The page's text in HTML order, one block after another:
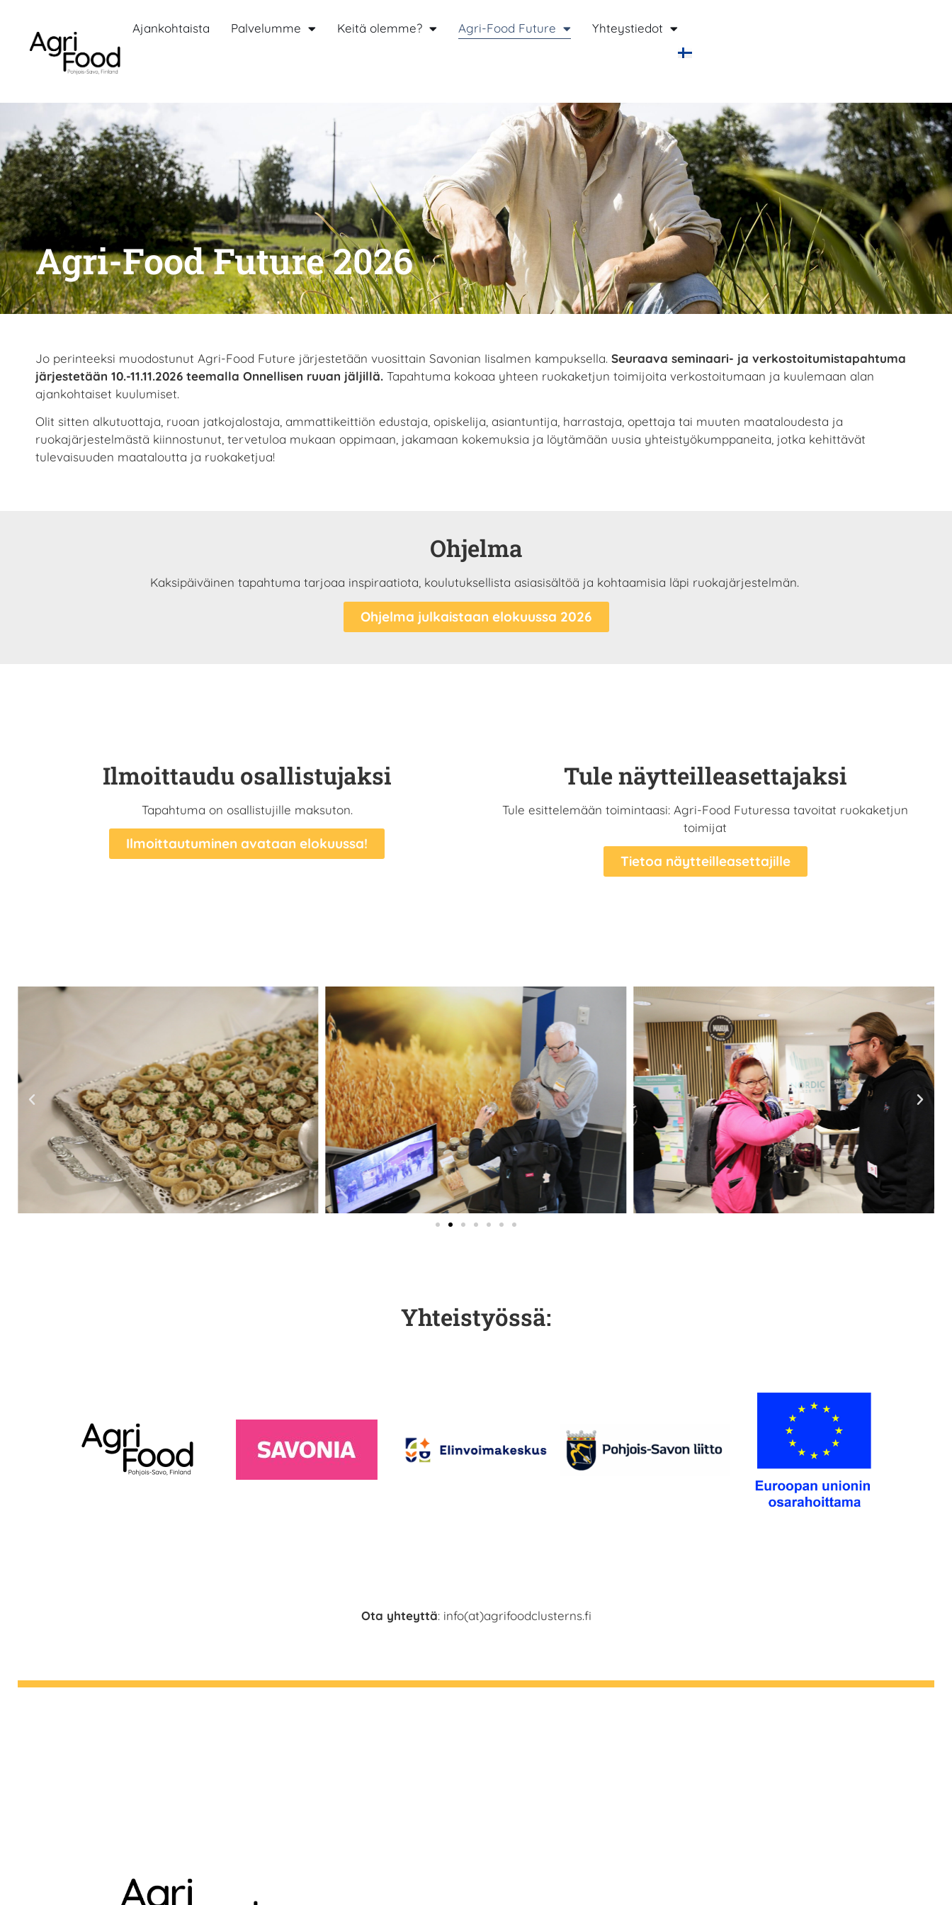
Ajankohtaista Palvelumme Keitä olemme? Agri-Food Future Yhteystiedot
Agri-Food Future 2026
Jo perinteeksi muodostunut Agri-Food Future järjestetään vuosittain Savonian Iisalmen kampuksella. Seuraava seminaari- ja verkostoitumistapahtuma
järjestetään 10.-11.11.2026 teemalla Onnellisen ruuan jäljillä. Tapahtuma kokoaa yhteen ruokaketjun toimijoita verkostoitumaan ja kuulemaan alan
ajankohtaiset kuulumiset.
Olit sitten alkutuottaja, ruoan jatkojalostaja, ammattikeittiön edustaja, opiskelija, asiantuntija, harrastaja, opettaja tai muuten maataloudesta ja
ruokajärjestelmästä kiinnostunut, tervetuloa mukaan oppimaan, jakamaan kokemuksia ja löytämään uusia yhteistyökumppaneita, jotka kehittävät
tulevaisuuden maataloutta ja ruokaketjua!
Ohjelma
Kaksipäiväinen tapahtuma tarjoaa inspiraatiota, koulutuksellista asiasisältöä ja kohtaamisia läpi ruokajärjestelmän.
Ohjelma julkaistaan elokuussa 2026
Ilmoittaudu osallistujaksi
Tapahtuma on osallistujille maksuton.
Ilmoittautuminen avataan elokuussa!
Tule näytteilleasettajaksi
Tule esittelemään toimintaasi: Agri-Food Futuressa tavoitat ruokaketjun
toimijat
Tietoa näytteilleasettajille
Yhteistyössä:
Ota yhteyttä: info(at)agrifoodclusterns.fi